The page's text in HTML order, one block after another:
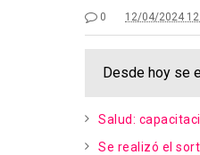
0 12/04/2024
Desde hoy se
Salud:
Se realizó el